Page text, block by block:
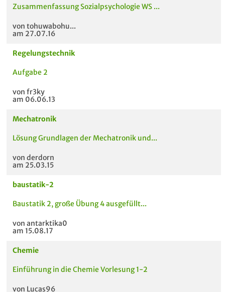
Zusammenfassung Sozialpsychologie WS ...
von tohuwabohu...
am 27.07.16
Regelungstechnik
Aufgabe 2
von fr3ky
am 06.06.13
Mechatronik
Lösung Grundlagen der Mechatronik und...
von derdorn
am 25.03.15
baustatik-2
Baustatik 2, große Übung 4 ausgefüllt...
von antarktika0
am 15.08.17
Chemie
Einführung in die Chemie Vorlesung 1-2
von Lucas96